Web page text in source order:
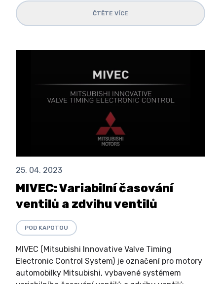
ČTĚTE VÍCE
25. 04. 2023
MIVEC: Variabilní časování
ventilů a zdvihu ventilů
POD KAPOTOU
MIVEC (Mitsubishi Innovative Valve Timing
Electronic Control System) je označení pro motory
automobilky Mitsubishi, vybavené systémem